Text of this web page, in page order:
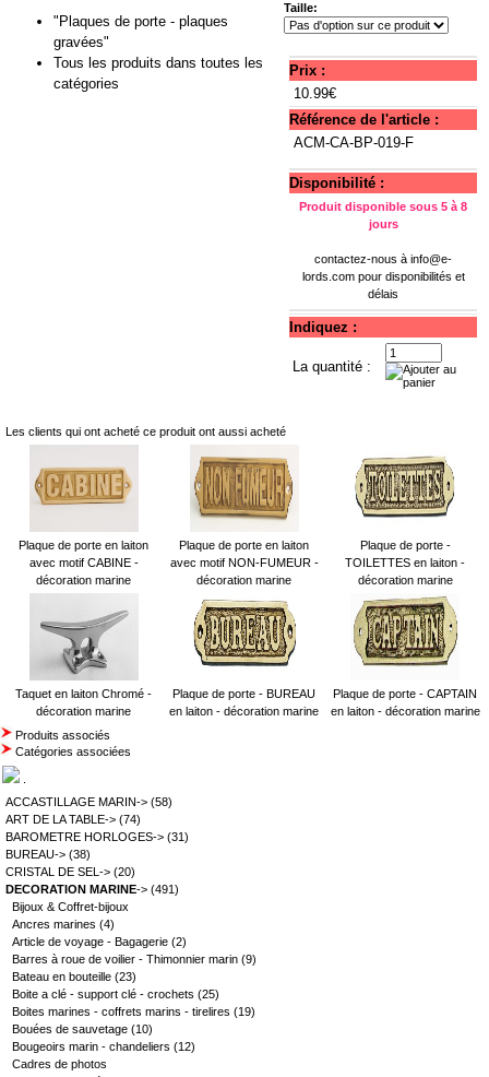
"Plaques de porte - plaques
gravées"
Tous les produits dans toutes les
catégories
Taille:
Prix :
10.99€
Référence de l'article :
ACM-CA-BP-019-F
Disponibilité :
Produit disponible sous 5 à 8
jours
contactez-nous à info@e-
lords.compour disponibilités et
délais
Indiquez :
La quantité :
Les clients qui ont acheté ce produit ont aussi acheté
Plaque de porte en laiton
avec motif CABINE -
décoration marine
Plaque de porte en laiton
avec motif NON-FUMEUR -
décoration marine
Plaque de porte -
TOILETTES en laiton -
décoration marine
Taquet en laiton Chromé -
décoration marine
Plaque de porte - BUREAU
en laiton - décoration marine
Plaque de porte - CAPTAIN
en laiton - décoration marine
Produits associés
Catégories associées
ACCASTILLAGE MARIN-> (58)
ART DE LA TABLE-> (74)
BAROMETRE HORLOGES-> (31)
BUREAU-> (38)
CRISTAL DE SEL-> (20)
DECORATION MARINE-> (491)
Bijoux & Coffret-bijoux
Ancres marines (4)
Article de voyage - Bagagerie (2)
Barres à roue de voilier - Thimonnier marin (9)
Bateau en bouteille (23)
Boite a clé - support clé - crochets (25)
Boites marines - coffrets marins - tirelires (19)
Bouées de sauvetage (10)
Bougeoirs marin - chandeliers (12)
Cadres de photos